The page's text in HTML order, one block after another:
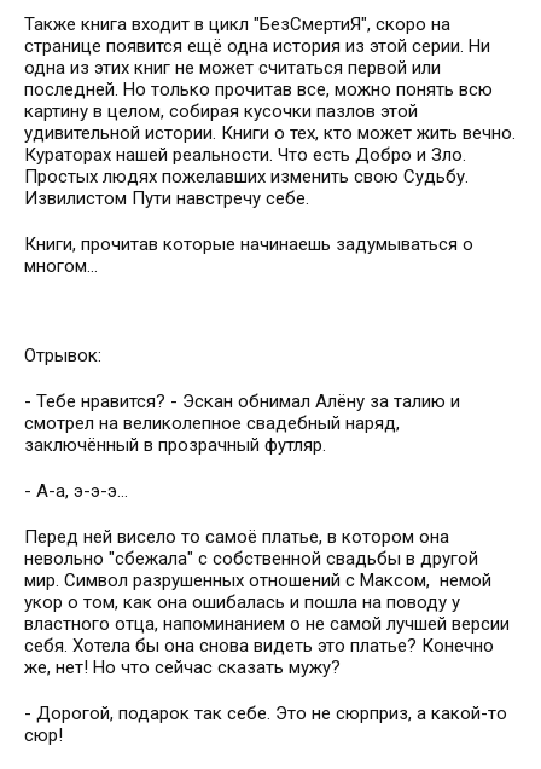
Также книга входит в цикл "БезСмертиЯ", скоро на
странице появится ещё одна история из этой серии. Ни
одна из этих книг не может считаться первой или
последней. Но только прочитав все, можно понять всю
картину в целом, собирая кусочки пазлов этой
удивительной истории. Книги о тех, кто может жить вечно.
Кураторах нашей реальности. Что есть Добро и Зло.
Простых людях пожелавших изменить свою Судьбу.
Извилистом Пути навстречу себе.
Книги, прочитав которые начинаешь задумываться о
многом...
Отрывок:
- Тебе нравится? - Эскан обнимал Алёну за талию и
смотрел на великолепное свадебный наряд,
заключённый в прозрачный футляр.
- А-а, э-э-э...
Перед ней висело то самоё платье, в котором она
невольно "сбежала" с собственной свадьбы в другой
мир. Символ разрушенных отношений с Максом, немой
укор о том, как она ошибалась и пошла на поводу у
властного отца, напоминанием о не самой лучшей версии
себя. Хотела бы она снова видеть это платье? Конечно
же, нет! Но что сейчас сказать мужу?
- Дорогой, подарок так себе. Это не сюрприз, а какой-то
сюр!